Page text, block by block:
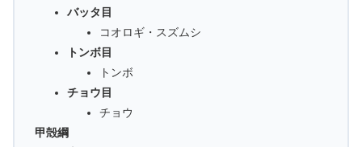
バッタ目
コオロギ・スズムシ
トンボ目
トンボ
チョウ目
チョウ
甲殻綱